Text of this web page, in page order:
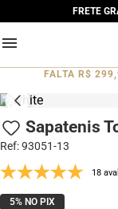
FRETE
FALTA R$
Sapatenis
Ref:93051-13
18
5% NO PIX